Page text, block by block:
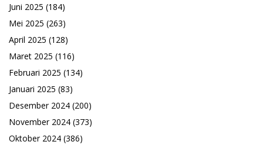
Juni 2025 (184)
Mei 2025 (263)
April 2025 (128)
Maret 2025 (116)
Februari 2025 (134)
Januari 2025 (83)
Desember 2024 (200)
November 2024 (373)
Oktober 2024 (386)